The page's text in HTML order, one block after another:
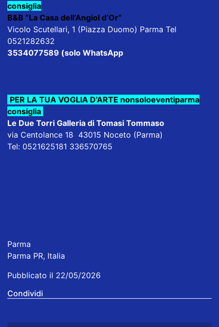
consiglia
B&B “La Casa dell’Angiol d’Or”
Vicolo Scutellari, 1 (Piazza Duomo) Parma Tel
0521282632
3534077589 (solo WhatsApp
PER LA TUA VOGLIA D’ARTE nonsoloeventiparma
consiglia
Le Due Torri Galleria di Tomasi Tommaso
via Centolance 18 43015 Noceto (Parma)
Tel: 0521625181 336570765
Parma
Parma PR, Italia
Pubblicato il 22/05/2026
Condividi